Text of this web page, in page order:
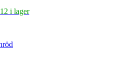
12 i lager